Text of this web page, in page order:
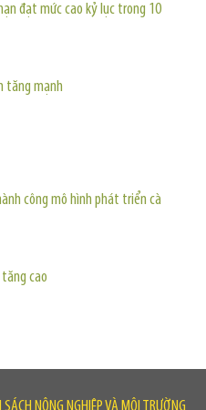
đạt mức cao kỷ lục trong 10
tăng mạnh
công mô hình phát triển cà
cao